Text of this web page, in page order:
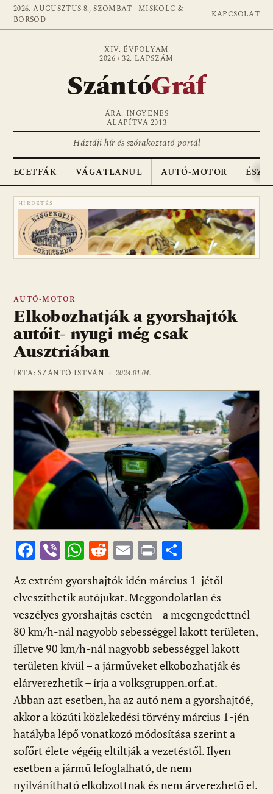
2026. AUGUSZTUS 8., SZOMBAT · MISKOLC &
BORSOD
KAPCSOLAT
XIV. ÉVFOLYAM
2026 / 32. LAPSZÁM
SzántóGráf
ÁRA: INGYENES
ALAPÍTVA 2013
Háztáji hír és szórakoztató portál
ECETFÁK VÁGATLANUL AUTÓ-MOTOR
HIRDETÉS
AUTÓ-MOTOR
Elkobozhatják a gyorshajtók
autóit- nyugi még csak
Ausztriában
ÍRTA: SZÁNTÓ ISTVÁN ·2024.01.04.
F
ac
e
b
o
o
k
Vi
er
W
h
at
s
A
p
p
R
e
d
di
t
E
m
ai
l
Pr
in
t
ss
za
m
e
g
Az extrém gyorshajtók idén március 1-jétől
elveszíthetik autójukat. Meggondolatlan és
veszélyes gyorshajtás esetén – a megengedettnél
80 km/h-nál nagyobb sebességgel lakott területen,
illetve 90 km/h-nál nagyobb sebességgel lakott
területen kívül – a járműveket elkobozhatják és
elárverezhetik – írja a volksgruppen.orf.at.
Abban azt esetben, ha az autó nem a gyorshajtóé,
akkor a közúti közlekedési törvény március 1-jén
hatályba lépő vonatkozó módosítása szerint a
sofőrt élete végéig eltiltják a vezetéstől. Ilyen
esetben a jármű lefoglalható, de nem
nyilvánítható elkobzottnak és nem árverezhető el.